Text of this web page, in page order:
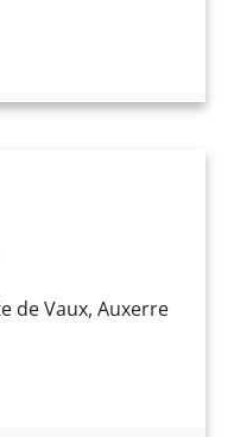
de Vaux, Auxerre